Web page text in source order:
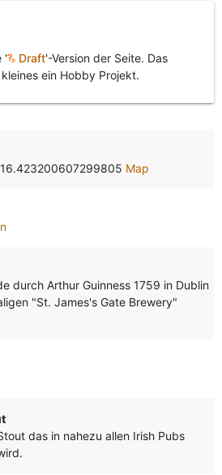
' Draft'-Version der Seite. Das
ein Hobby Projekt.
Map
durch Arthur Guinness 1759 in Dublin
"St. James's Gate Brewery"
das in nahezu allen Irish Pubs